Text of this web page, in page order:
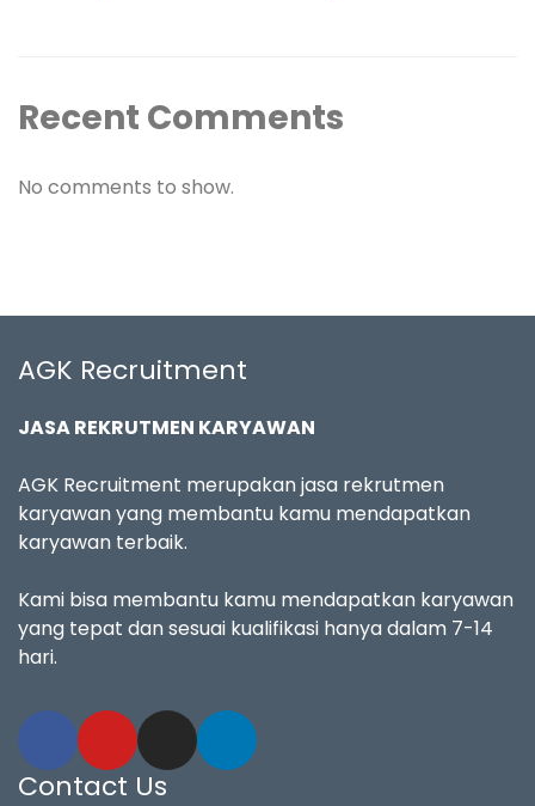
Recent Comments
No comments to show.
AGK Recruitment
JASA REKRUTMEN KARYAWAN
AGK Recruitment merupakan jasa rekrutmen
karyawan yang membantu kamu mendapatkan
karyawan terbaik.
Kami bisa membantu kamu mendapatkan karyawan
yang tepat dan sesuai kualifikasi hanya dalam 7-14
hari.
Contact Us